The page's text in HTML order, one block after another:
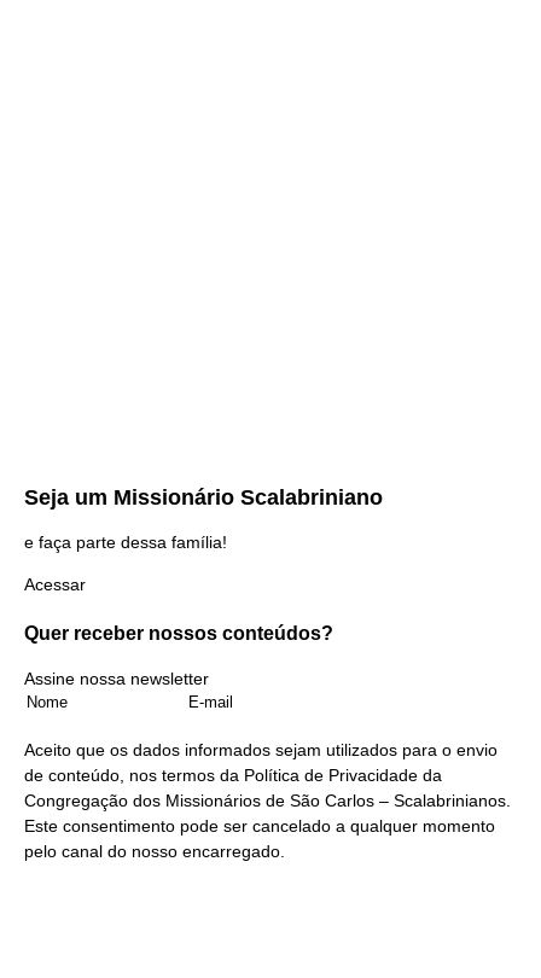
Seja um Missionário Scalabriniano
e faça parte dessa família!
Acessar
Quer receber nossos conteúdos?
Assine nossa newsletter
Aceito que os dados informados sejam utilizados para o envio
de conteúdo, nos termos da Política de Privacidade da
Congregação dos Missionários de São Carlos – Scalabrinianos.
Este consentimento pode ser cancelado a qualquer momento
pelo canal do nosso encarregado.